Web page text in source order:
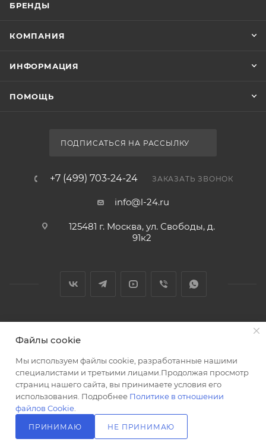
В КОРЗИНУ
БРЕНДЫ
КОМПАНИЯ
ИНФОРМАЦИЯ
ПОМОЩЬ
ПОДПИСАТЬСЯ НА РАССЫЛКУ
+7 (499) 703-24-24 ЗАКАЗАТЬ ЗВОНОК
info@l-24.ru
125481 г. Москва, ул. Свободы, д.
91к2
Разработка сайта
Файлы cookie
Мы используем файлы cookie, разработанные нашими
специалистами и третьими лицами.Продолжая просмотр
страниц нашего сайта, вы принимаете условия его
использования. Подробнее Политике в отношении
файлов Cookie
ПРИНИМАЮ НЕ ПРИНИМАЮ